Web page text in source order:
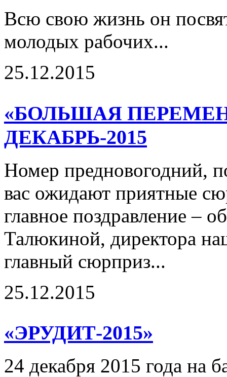
Всю свою жизнь он
молодых рабочих...
25.12.2015
«БОЛЬШАЯ
ДЕКАБРЬ-2015
Номер предновогодний,
вас ожидают приятные
главное поздравление –
Талюкиной, директора
главный сюрприз...
25.12.2015
«ЭРУДИТ-2015»
24 декабря 2015 года на